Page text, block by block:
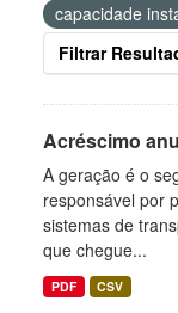
capacidade
Filtrar
Acréscimo
A geração é o
responsável por
sistemas de
que chegue...
PDF CSV